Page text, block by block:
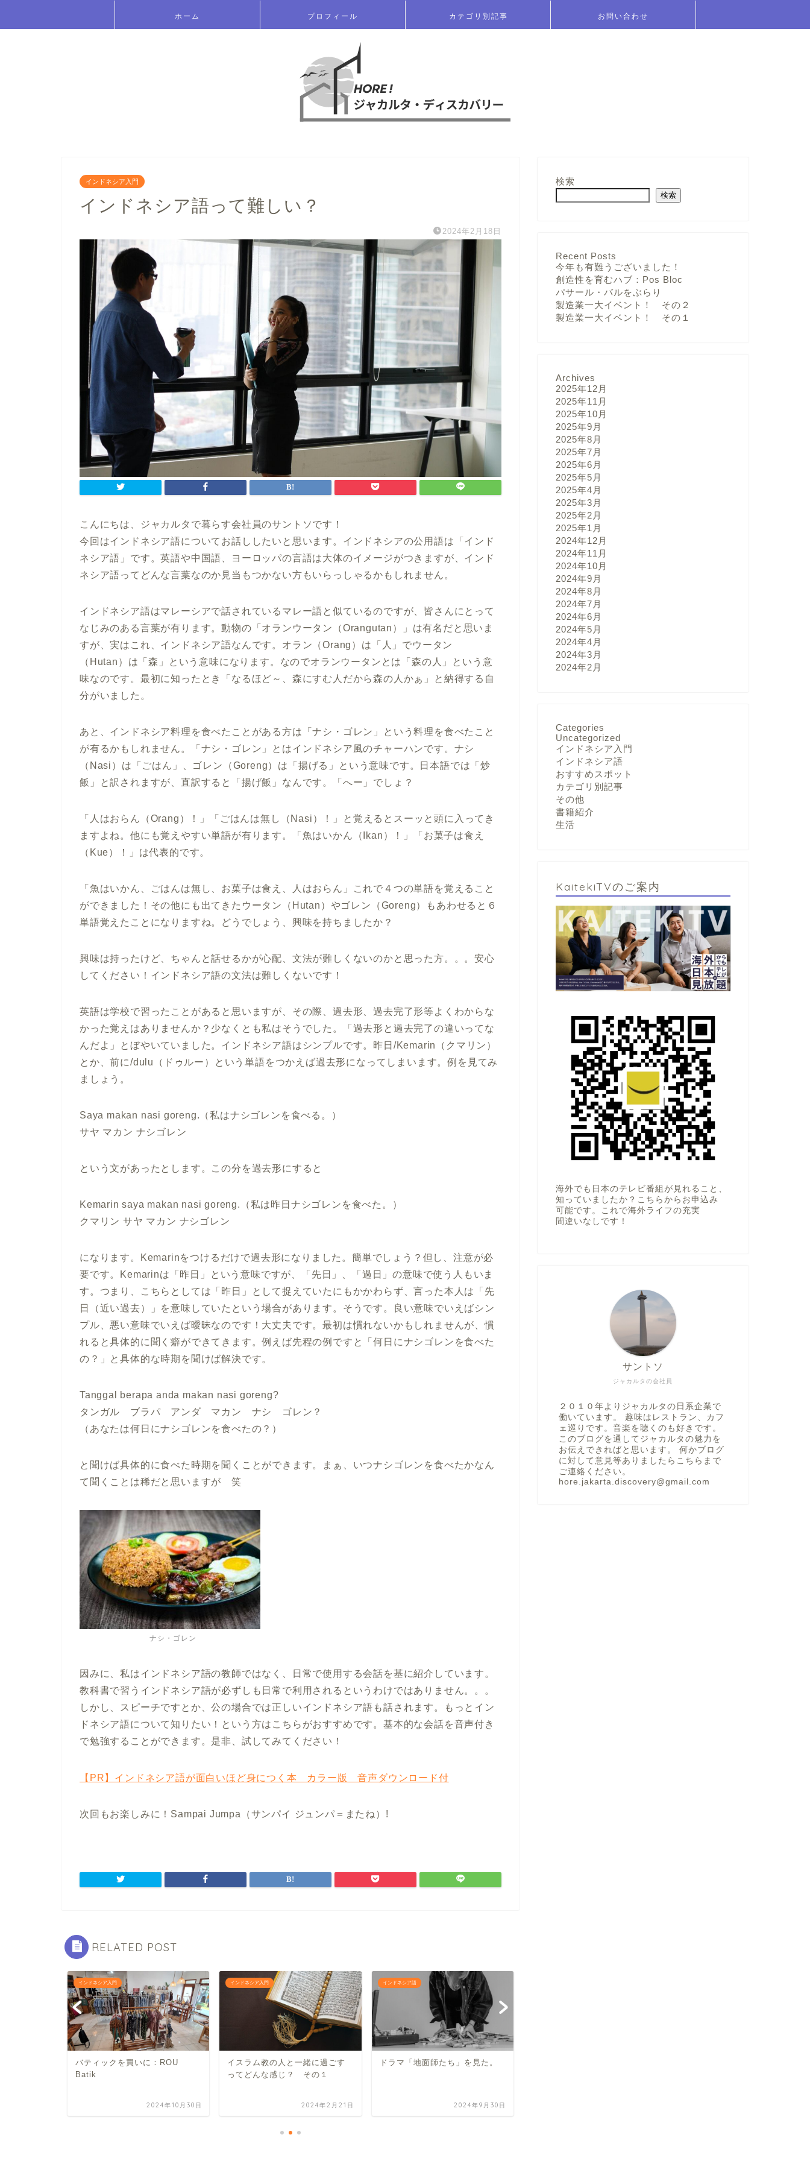
ホーム プロフィール カテゴリ別記事 お問い合わせ
インドネシア入門
インドネシア語って難しい？
2024年2月18日
こんにちは、ジャカルタで暮らす会社員のサントソです！
今回はインドネシア語についてお話ししたいと思います。インドネシアの公用語は「インド
ネシア語」です。英語や中国語、ヨーロッパの言語は大体のイメージがつきますが、インド
ネシア語ってどんな言葉なのか見当もつかない方もいらっしゃるかもしれません。
インドネシア語はマレーシアで話されているマレー語と似ているのですが、皆さんにとって
なじみのある言葉が有ります。動物の「オランウータン（Orangutan）」は有名だと思いま
すが、実はこれ、インドネシア語なんです。オラン（Orang）は「人」でウータン
（Hutan）は「森」という意味になります。なのでオランウータンとは「森の人」という意
味なのです。最初に知ったとき「なるほど～、森にすむ人だから森の人かぁ」と納得する自
分がいました。
あと、インドネシア料理を食べたことがある方は「ナシ・ゴレン」という料理を食べたこと
が有るかもしれません。「ナシ・ゴレン」とはインドネシア風のチャーハンです。ナシ
（Nasi）は「ごはん」、ゴレン（Goreng）は「揚げる」という意味です。日本語では「炒
飯」と訳されますが、直訳すると「揚げ飯」なんです。「へー」でしょ？
「人はおらん（Orang）！」「ごはんは無し（Nasi）！」と覚えるとスーッと頭に入ってき
ますよね。他にも覚えやすい単語が有ります。「魚はいかん（Ikan）！」「お菓子は食え
（Kue）！」は代表的です。
「魚はいかん、ごはんは無し、お菓子は食え、人はおらん」これで４つの単語を覚えること
ができました！その他にも出てきたウータン（Hutan）やゴレン（Goreng）もあわせると６
単語覚えたことになりますね。どうでしょう、興味を持ちましたか？
興味は持ったけど、ちゃんと話せるかが心配、文法が難しくないのかと思った方。。。安心
してください！インドネシア語の文法は難しくないです！
英語は学校で習ったことがあると思いますが、その際、過去形、過去完了形等よくわからな
かった覚えはありませんか？少なくとも私はそうでした。「過去形と過去完了の違いってな
んだよ」とぼやいていました。インドネシア語はシンプルです。昨日/Kemarin（クマリン）
とか、前に/dulu（ドゥルー）という単語をつかえば過去形になってしまいます。例を見てみ
ましょう。
Saya makan nasi goreng.（私はナシゴレンを食べる。）
サヤ マカン ナシゴレン
という文があったとします。この分を過去形にすると
Kemarin saya makan nasi goreng.（私は昨日ナシゴレンを食べた。）
クマリン サヤ マカン ナシゴレン
になります。Kemarinをつけるだけで過去形になりました。簡単でしょう？但し、注意が必
要です。Kemarinは「昨日」という意味ですが、「先日」、「過日」の意味で使う人もいま
す。つまり、こちらとしては「昨日」として捉えていたにもかかわらず、言った本人は「先
日（近い過去）」を意味していたという場合があります。そうです。良い意味でいえばシン
プル、悪い意味でいえば曖昧なのです！大丈夫です。最初は慣れないかもしれませんが、慣
れると具体的に聞く癖ができてきます。例えば先程の例ですと「何日にナシゴレンを食べた
の？」と具体的な時期を聞けば解決です。
Tanggal berapa anda makan nasi goreng?
タンガル ブラパ アンダ マカン ナシ ゴレン？
（あなたは何日にナシゴレンを食べたの？）
と聞けば具体的に食べた時期を聞くことができます。まぁ、いつナシゴレンを食べたかなん
て聞くことは稀だと思いますが 笑
ナシ・ゴレン
因みに、私はインドネシア語の教師ではなく、日常で使用する会話を基に紹介しています。
教科書で習うインドネシア語が必ずしも日常で利用されるというわけではありません。。。
しかし、スピーチですとか、公の場合では正しいインドネシア語も話されます。もっとイン
ドネシア語について知りたい！という方はこちらがおすすめです。基本的な会話を音声付き
で勉強することができます。是非、試してみてください！
【PR】インドネシア語が面白いほど身につく本 カラー版 音声ダウンロード付
次回もお楽しみに！Sampai Jumpa（サンパイ ジュンパ＝またね）!
RELATED POST
インドネシア入門
バティックを買いに：ROU
Batik
2024年10月30日
インドネシア入門
イスラム教の人と一緒に過ごす
ってどんな感じ？ その１
2024年2月21日
インドネシア語
ドラマ「地面師たち」を見た。
2024年9月30日
検索
検索
Recent Posts
今年も有難うございました！
創造性を育むハブ：Pos Bloc
パサール・バルをぶらり
製造業一大イベント！ その２
製造業一大イベント！ その１
Archives
2025年12月
2025年11月
2025年10月
2025年9月
2025年8月
2025年7月
2025年6月
2025年5月
2025年4月
2025年3月
2025年2月
2025年1月
2024年12月
2024年11月
2024年10月
2024年9月
2024年8月
2024年7月
2024年6月
2024年5月
2024年4月
2024年3月
2024年2月
Categories
Uncategorized
インドネシア入門
インドネシア語
おすすめスポット
カテゴリ別記事
その他
書籍紹介
生活
KaitekiTVのご案内
海外でも日本のテレビ番組が見れること、
知っていましたか？こちらからお申込み
可能です。これで海外ライフの充実
間違いなしです！
ジャカルタの会社員
サントソ
２０１０年よりジャカルタの日系企業で
働いています。 趣味はレストラン、カフ
ェ巡りです。音楽を聴くのも好きです。
このブログを通してジャカルタの魅力を
お伝えできればと思います。 何かブログ
に対して意見等ありましたらこちらまで
ご連絡ください。
hore.jakarta.discovery@gmail.com